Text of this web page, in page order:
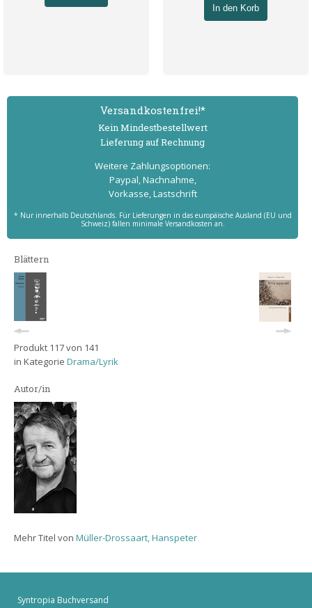
In den Korb
Versand­kostenfrei!*
Kein Mindest­bestell­wert
Lieferung auf Rechnung
Weitere Zahlungs­optionen:
Paypal, Nachnahme,
Vorkasse, Lastschrift
* Nur innerhalb Deutschlands. Für Lieferungen in das europäische Ausland (EU und
Schweiz) fallen minimale Versandkosten an.
Blättern
Produkt 117 von 141
in Kategorie Drama/Lyrik
Autor/in
Mehr Titel von Müller-Drossaart, Hanspeter
Syntropia Buchversand